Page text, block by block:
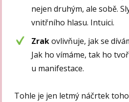
nejen druhým, ale sobě.
vnitřního hlasu. Intuici.
Zrakovlivňuje, jak se
Jak ho vímáme, tak ho
u manifestace.
Tohle je jen letmý náčrtek